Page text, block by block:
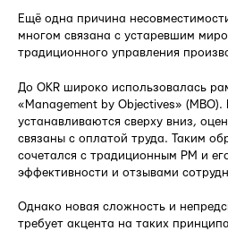
Ещё одна причина
многом связана с устаревшим
традиционного управления
До OKR широко использовалась
«Management by Objectives» (MBO).
устанавливаются сверху вниз,
связаны с оплатой труда. Таким
сочетался с традиционным PM и
эффективности и отзывами
Однако новая сложность и
требует акцента на таких